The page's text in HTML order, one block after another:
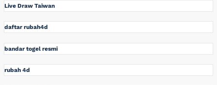
Live Draw Taiwan
daftar rubah4d
bandar togel resmi
rubah 4d